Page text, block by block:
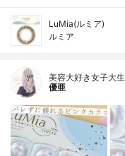
LuMia(ルミア)
ルミア
美容大好き女子大生
優亜